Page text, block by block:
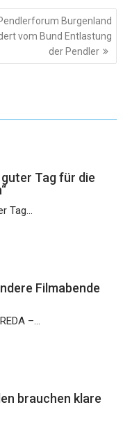
Burgenland
vom Bund Entlastung
der Pendler
Tag für die
Tag...
Filmabende
–...
brauchen klare